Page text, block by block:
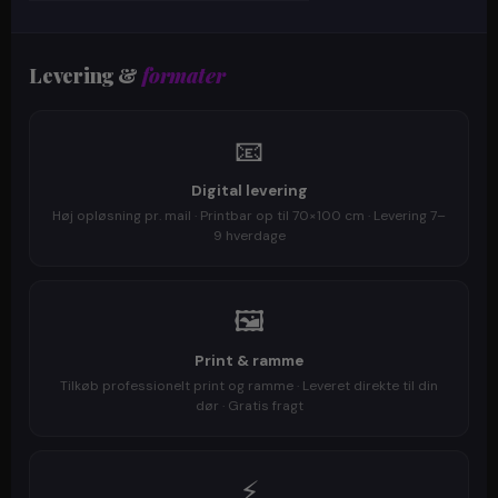
Levering &formater
📧
Digital levering
Høj opløsning pr. mail · Printbar op til 70×100 cm · Levering 7–
9 hverdage
🖼️
Print & ramme
Tilkøb professionelt print og ramme · Leveret direkte til din
dør · Gratis fragt